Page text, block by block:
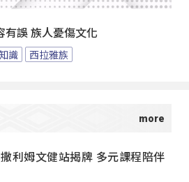
有誤 族人憂傷文化
識 西拉雅族
利姆文健站揭牌 多元課程陪伴